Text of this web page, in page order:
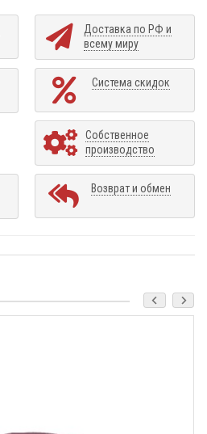
Доставка по РФ и
всему миру
Система скидок
Собственное
производство
Возврат и обмен